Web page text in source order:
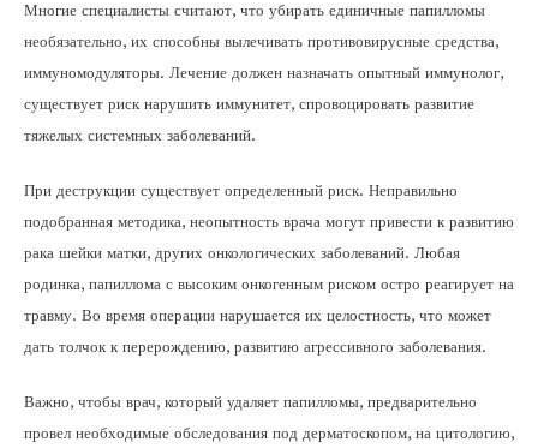
Многие специалисты считают, что убирать единичные папилломы
необязательно, их способны вылечивать противовирусные средства,
иммуномодуляторы. Лечение должен назначать опытный иммунолог,
существует риск нарушить иммунитет, спровоцировать развитие
тяжелых системных заболеваний.
При деструкции существует определенный риск. Неправильно
подобранная методика, неопытность врача могут привести к развитию
рака шейки матки, других онкологических заболеваний. Любая
родинка, папиллома с высоким онкогенным риском остро реагирует на
травму. Во время операции нарушается их целостность, что может
дать толчок к перерождению, развитию агрессивного заболевания.
Важно, чтобы врач, который удаляет папилломы, предварительно
провел необходимые обследования под дерматоскопом, на цитологию,